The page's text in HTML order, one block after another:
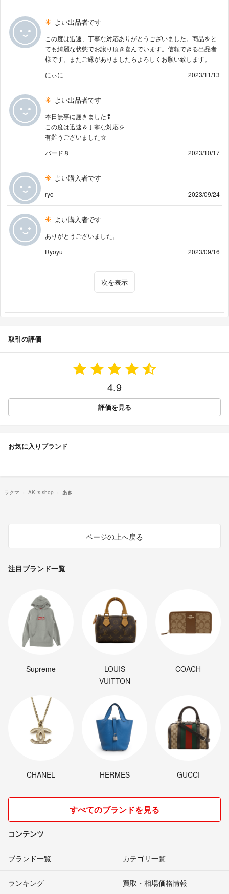
よい出品者です
この度は迅速、丁寧な対応ありがとうございました。商品をと
ても綺麗な状態でお譲り頂き喜んでいます。信頼できる出品者
様です。またご縁がありましたらよろしくお願い致します。
にぃに
2023/11/13
よい出品者です
本日無事に届きました❢
この度は迅速＆丁寧な対応を
有難うございました☆
バード８
2023/10/17
よい購入者です
ryo 2023/09/24
よい購入者です
ありがとうございました。
Ryoyu
2023/09/16
次を表示
取引の評価
4.9
評価を見る
お気に入りブランド
ラクマ AKI's shop あき
ページの上へ戻る
注目ブランド一覧
Supreme
LOUIS
VUITTON
COACH
CHANEL HERMES GUCCI
すべてのブランドを見る
コンテンツ
ブランド一覧 カテゴリ一覧
ランキング 買取・相場価格情報